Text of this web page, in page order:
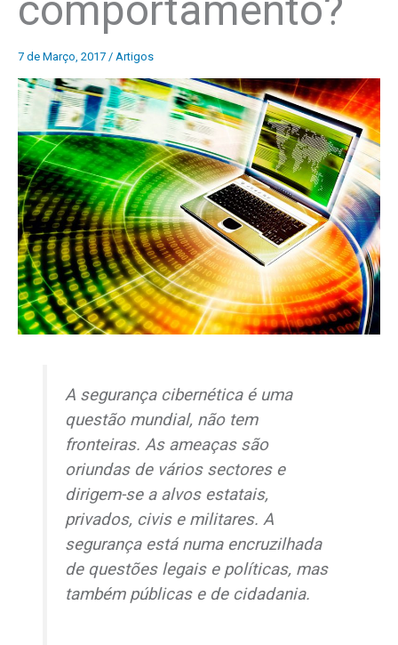
7 de Março, 2017 / Artigos
A segurança cibernética é uma
questão mundial, não tem
fronteiras. As ameaças são
oriundas de vários sectores e
dirigem-se a alvos estatais,
privados, civis e militares. A
segurança está numa encruzilhada
de questões legais e políticas, mas
também públicas e de cidadania.